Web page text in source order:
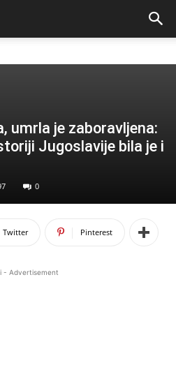
umrla je zaboravljena:
Jugoslavije bila je i
0
Twitter Pinterest
- Advertisement